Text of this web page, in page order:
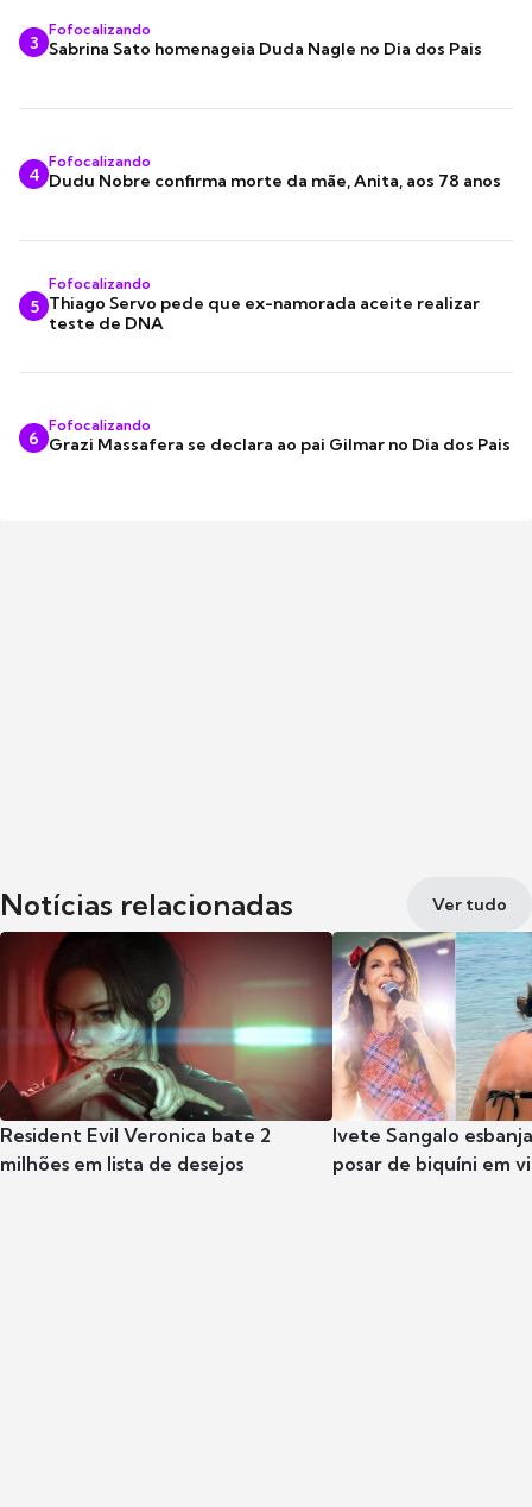
3
Fofocalizando
Sabrina Sato homenageia Duda Nagle no Dia dos Pais
4
Fofocalizando
Dudu Nobre confirma morte da mãe, Anita, aos 78 anos
5
Fofocalizando
Thiago Servo pede que ex-namorada aceite realizar
teste de DNA
6
Fofocalizando
Grazi Massafera se declara ao pai Gilmar no Dia dos Pais
Notícias relacionadas Ver tudo
Resident Evil Veronica bate 2
milhões em lista de desejos
Ivete Sangalo
posar de biquíni em